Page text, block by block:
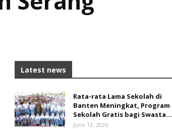
Latest news
Rata-rata Lama Sekolah di
Banten Meningkat, ‎Program
Sekolah Gratis bagi Swasta...
June 13, 2026